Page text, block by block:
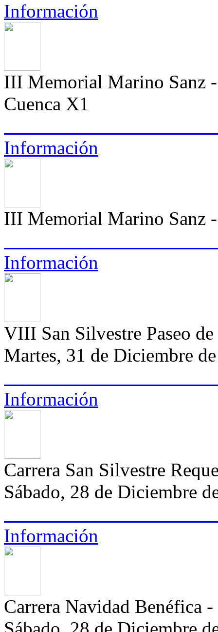
Información
III Memorial Marino Sanz
Cuenca X1
Información
III Memorial Marino Sanz
Información
VIII San Silvestre Paseo
Martes, 31 de Diciembre
Información
Carrera San Silvestre
Sábado, 28 de Diciembre
Información
Carrera Navidad Benéfica